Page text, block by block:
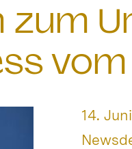
Datum:
14.
Von: